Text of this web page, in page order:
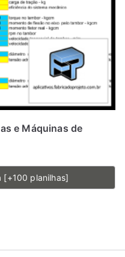
e Máquinas de
[+100 planilhas]